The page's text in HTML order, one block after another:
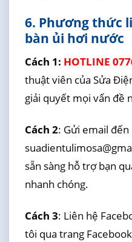
6. Phương thức
bàn ủi hơi nước
Cách 1: HOTLINE
thuật viên của Sửa
giải quyết mọi vấn đề
Cách 2: Gửi email đến
sẵn sàng hỗ trợ bạn
nhanh chóng.
Cách 3: Liên hệ
tôi qua trang